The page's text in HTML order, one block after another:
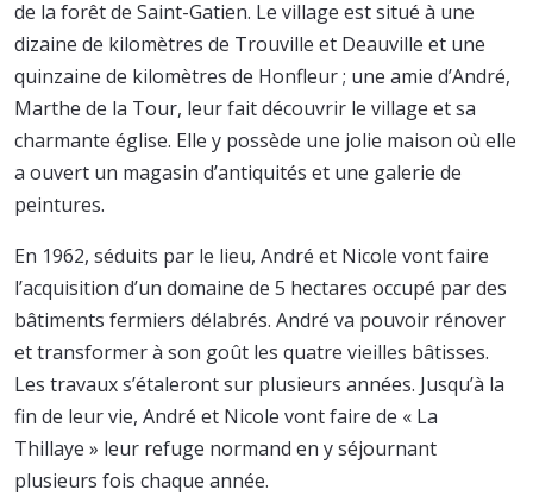
de la forêt de Saint-Gatien. Le village est situé à une
dizaine de kilomètres de Trouville et Deauville et une
quinzaine de kilomètres de Honfleur ; une amie d’André,
Marthe de la Tour, leur fait découvrir le village et sa
charmante église. Elle y possède une jolie maison où elle
a ouvert un magasin d’antiquités et une galerie de
peintures.
En 1962, séduits par le lieu, André et Nicole vont faire
l’acquisition d’un domaine de 5 hectares occupé par des
bâtiments fermiers délabrés. André va pouvoir rénover
et transformer à son goût les quatre vieilles bâtisses.
Les travaux s’étaleront sur plusieurs années. Jusqu’à la
fin de leur vie, André et Nicole vont faire de « La
Thillaye » leur refuge normand en y séjournant
plusieurs fois chaque année.